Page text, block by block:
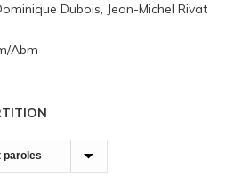
à
Dubois, Jean-Michel Rivat
Abm